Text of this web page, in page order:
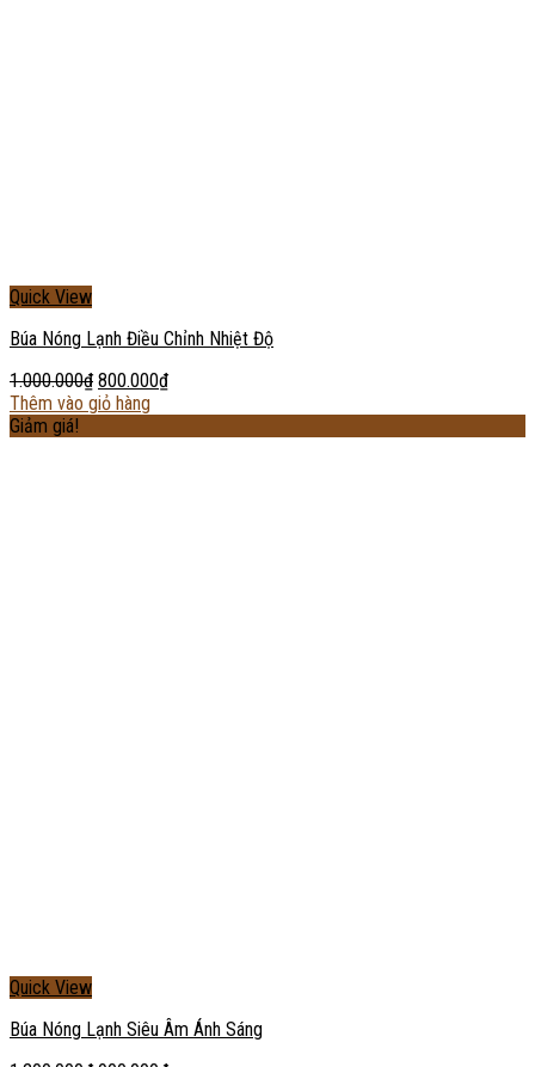
Quick View
Búa Nóng Lạnh Điều Chỉnh Nhiệt Độ
1.000.000₫ 800.000₫
Thêm vào giỏ hàng
Giảm giá!
Quick View
Búa Nóng Lạnh Siêu Âm Ánh Sáng